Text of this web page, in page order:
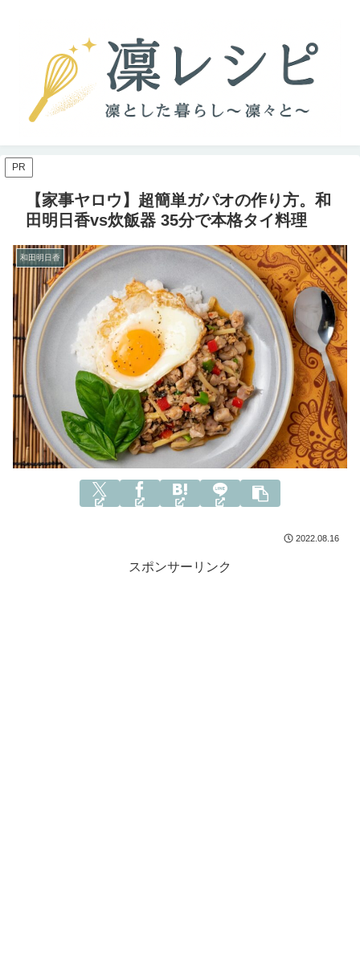
PR
【家事ヤロウ】超簡単ガパオの作り方。和
田明日香vs炊飯器 35分で本格タイ料理
和田明日香
2022.08.16
スポンサーリンク